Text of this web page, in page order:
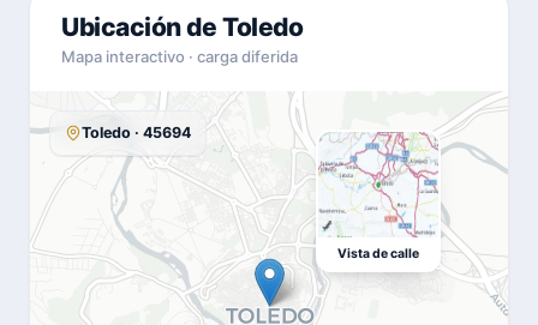
Ubicación de Toledo
Mapa interactivo · carga diferida
Toledo · 45694
Vista de calle